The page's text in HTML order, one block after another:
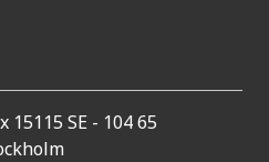
15115 SE - 104 65